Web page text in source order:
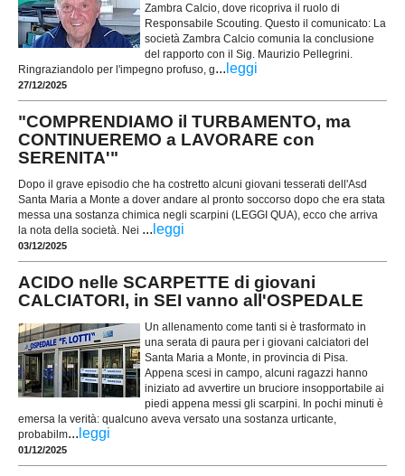
Zambra Calcio, dove ricopriva il ruolo di
Responsabile Scouting. Questo il comunicato: La
società Zambra Calcio comunia la conclusione
del rapporto con il Sig. Maurizio Pellegrini.
Ringraziandolo per l'impegno profuso, g... leggi
27/12/2025
"COMPRENDIAMO il TURBAMENTO, ma
CONTINUEREMO a LAVORARE con
SERENITA'"
Dopo il grave episodio che ha costretto alcuni giovani tesserati dell'Asd
Santa Maria a Monte a dover andare al pronto soccorso dopo che era stata
messa una sostanza chimica negli scarpini (LEGGI QUA), ecco che arriva
la nota della società. Nei ... leggi
03/12/2025
ACIDO nelle SCARPETTE di giovani
CALCIATORI, in SEI vanno all'OSPEDALE
Un allenamento come tanti si è trasformato in
una serata di paura per i giovani calciatori del
Santa Maria a Monte, in provincia di Pisa.
Appena scesi in campo, alcuni ragazzi hanno
iniziato ad avvertire un bruciore insopportabile ai
piedi appena messi gli scarpini. In pochi minuti è
emersa la verità: qualcuno aveva versato una sostanza urticante,
probabilm... leggi
01/12/2025